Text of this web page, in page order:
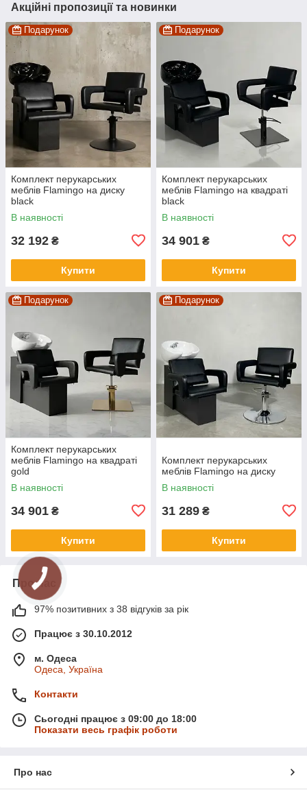
Акційні пропозиції та новинки
Подарунок
Комплект перукарських
меблів Flamingo на диску
black
В наявності
32 192 ₴
Купити
Подарунок
Комплект перукарських
меблів Flamingo на квадраті
black
В наявності
34 901 ₴
Купити
Подарунок
Комплект перукарських
меблів Flamingo на квадраті
gold
В наявності
34 901 ₴
Купити
Подарунок
Комплект перукарських
меблів Flamingo на диску
В наявності
31 289 ₴
Купити
Про нас
97% позитивних з 38 відгуків за рік
Працює з 30.10.2012
м. Одеса
Одеса, Україна
Контакти
Сьогодні працює з 09:00 до 18:00
Показати весь графік роботи
Про нас